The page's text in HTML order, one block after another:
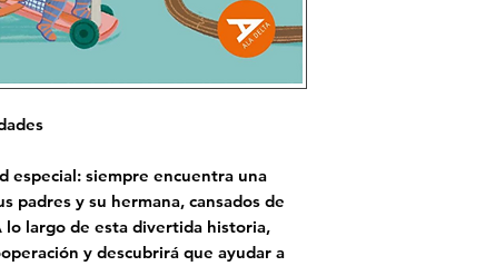
especial: siempre encuentra una
padres y su hermana, cansados de
lo largo de esta divertida historia,
y descubrirá que ayudar a